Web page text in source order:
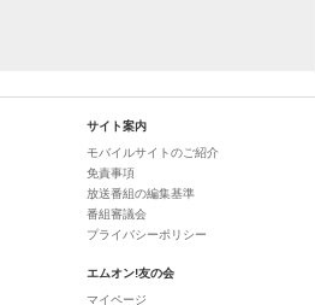
サイト案内
モバイルサイトのご紹介
免責事項
放送番組の編集基準
番組審議会
プライバシーポリシー
エムオン!友の会
マイページ